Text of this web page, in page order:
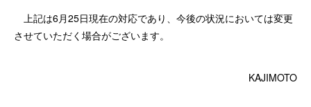
上記は6月25日現在の対応であり、今後の状況においては変更
させていただく場合がございます。
KAJIMOTO